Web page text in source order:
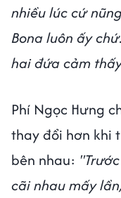
nhiều lúc cứ
Bona luôn ấy
hai đứa cảm
Phí Ngọc Hưng
thay đổi hơn khi
bên nhau:
cãi nhau mấy